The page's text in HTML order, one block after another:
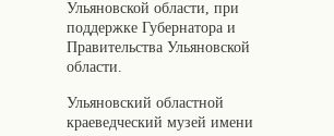
Ульяновской области, при
поддержке Губернатора и
Правительства Ульяновской
области.
Ульяновский областной
краеведческий музей имени